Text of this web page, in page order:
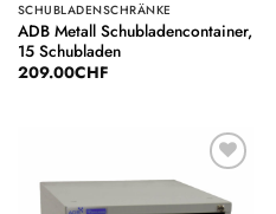
SCHUBLADENSCHRÄNKE
ADB Metall Schubladencontainer,
15 Schubladen
209.00CHF
Auf die
Wunschliste